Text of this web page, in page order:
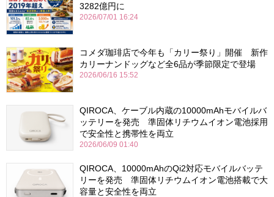
3282億円に
2026/07/01 16:24
コメダ珈琲店で今年も「カリー祭り」開催 新作
カリーナンドッグなど全6品が季節限定で登場
2026/06/16 15:52
QIROCA、ケーブル内蔵の10000mAhモバイルバ
ッテリーを発売 準固体リチウムイオン電池採用
で安全性と携帯性を両立
2026/06/09 01:40
QIROCA、10000mAhのQi2対応モバイルバッテ
リーを発売 準固体リチウムイオン電池搭載で大
容量と安全性を両立